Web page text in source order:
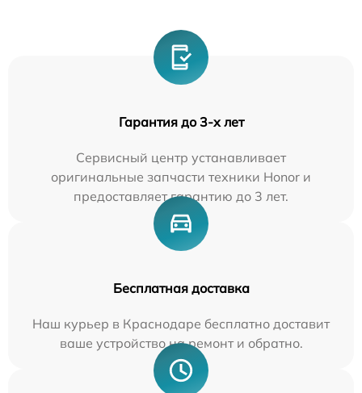
Гарантия до 3-х лет
Сервисный центр устанавливает
оригинальные запчасти техники Honor и
предоставляет гарантию до 3 лет.
Бесплатная доставка
Наш курьер в Краснодаре бесплатно доставит
ваше устройство на ремонт и обратно.